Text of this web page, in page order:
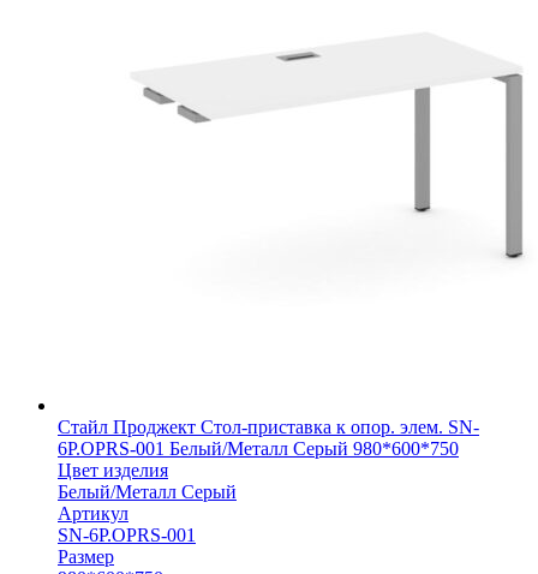
Стайл Проджект Стол-приставка к опор. элем. SN-
6P.OPRS-001 Белый/Металл Серый 980*600*750
Цвет изделия
Белый/Металл Серый
Артикул
SN-6P.OPRS-001
Размер